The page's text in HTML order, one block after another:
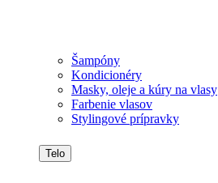
Šampóny
Kondicionéry
Masky, oleje a kúry na vlasy
Farbenie vlasov
Stylingové prípravky
Telo